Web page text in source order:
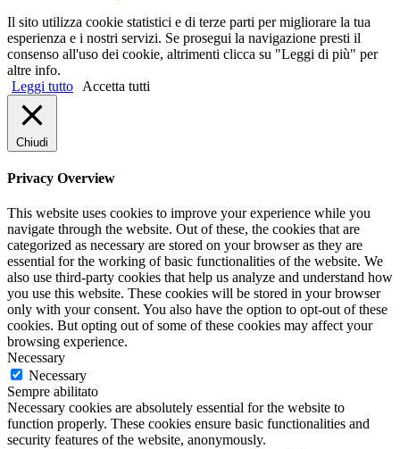
Il sito utilizza cookie statistici e di terze parti per migliorare la tua
esperienza e i nostri servizi. Se prosegui la navigazione presti il
consenso all'uso dei cookie, altrimenti clicca su "Leggi di più" per
altre info.
Leggi tutto
Accetta tutti
Chiudi
Privacy Overview
This website uses cookies to improve your experience while you
navigate through the website. Out of these, the cookies that are
categorized as necessary are stored on your browser as they are
essential for the working of basic functionalities of the website. We
also use third-party cookies that help us analyze and understand how
you use this website. These cookies will be stored in your browser
only with your consent. You also have the option to opt-out of these
cookies. But opting out of some of these cookies may affect your
browsing experience.
Necessary
Necessary
Sempre abilitato
Necessary cookies are absolutely essential for the website to
function properly. These cookies ensure basic functionalities and
security features of the website, anonymously.